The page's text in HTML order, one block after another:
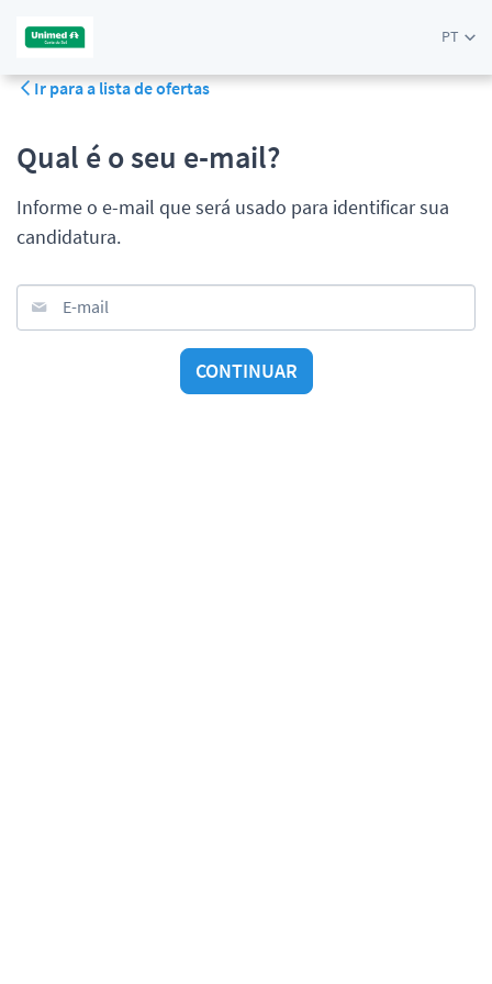
PT
Ir para a lista de ofertas
Qual é o seu e-mail?
Informe o e-mail que será usado para identificar sua
candidatura.
E-mail
CONTINUAR